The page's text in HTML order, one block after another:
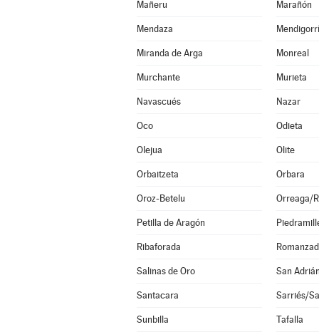
Mañeru Marañón
Mendaza
Miranda de Arga Monreal
Murchante Murieta
Navascués Nazar
Oco Odieta
Olejua Olite
Orbaitzeta Orbara
Oroz-Betelu Orreaga/
Petilla de Aragón
Ribaforada
Salinas de Oro San Adrián
Santacara Sarriés/
Sunbilla Tafalla